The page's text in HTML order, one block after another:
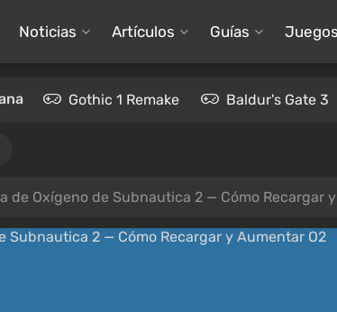
Noticias Artículos Guías Juegos
Gothic 1 Remake Baldur's Gate 3
de Oxígeno de Subnautica 2 — Cómo Recargar